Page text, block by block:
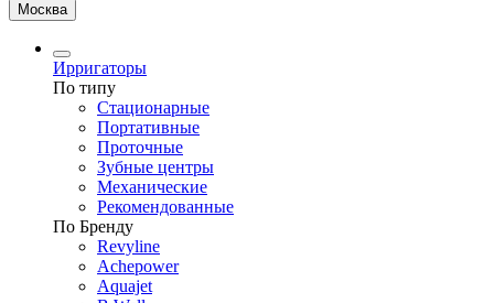
Москва
Ирригаторы
По типу
Стационарные
Портативные
Проточные
Зубные центры
Механические
Рекомендованные
По Бренду
Revyline
Achepower
Aquajet